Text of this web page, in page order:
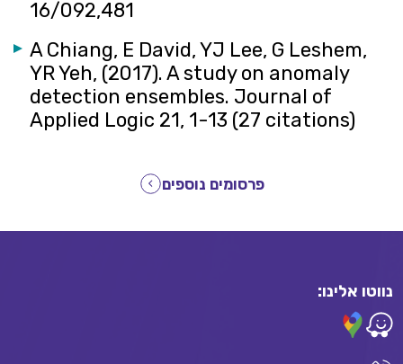
A Chiang, E David, YJ Lee, G Leshem,
YR Yeh, (2017). A study on anomaly
detection ensembles‏. Journal of
Applied Logic 21, 1-13‏ (27 citations)
פרסומים נוספים
נווטו אלינו: